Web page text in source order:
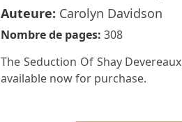
Auteure: Carolyn Davidson
Nombre de pages: 308
The Seduction Of Shay
available now for purchase.